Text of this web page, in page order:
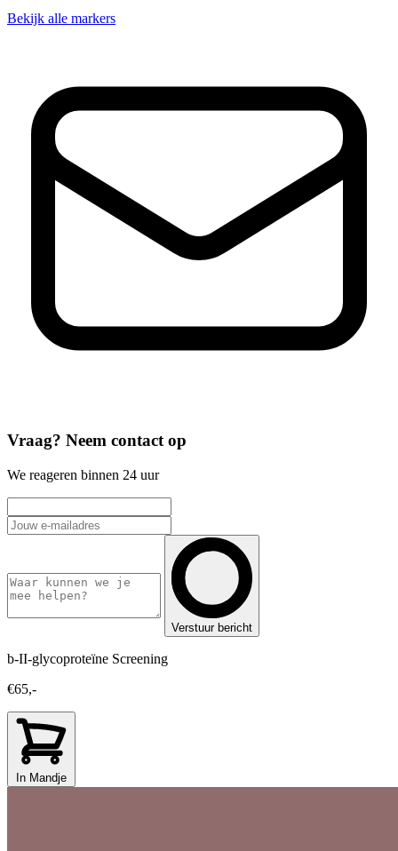
Bekijk alle markers
Vraag? Neem contact op
We reageren binnen 24 uur
Verstuur bericht
b-II-glycoproteïne Screening
€65,-
In Mandje